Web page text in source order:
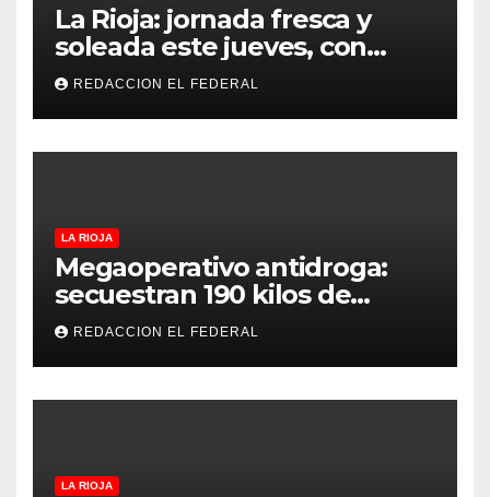
La Rioja: jornada fresca y
soleada este jueves, con
temperaturas estables para
el viernes
REDACCION EL FEDERAL
LA RIOJA
Megaoperativo antidroga:
secuestran 190 kilos de
marihuana que tenían como
destino La Rioja y Catamarca
REDACCION EL FEDERAL
LA RIOJA